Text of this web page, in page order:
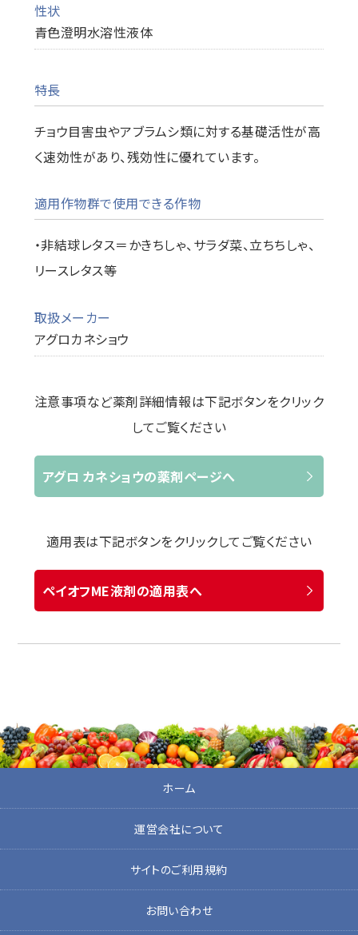
性状
青色澄明水溶性液体
特長
チョウ目害虫やアブラムシ類に対する基礎活性が高
く速効性があり、残効性に優れています。
適用作物群で使用できる作物
・非結球レタス＝かきちしゃ、サラダ菜、立ちちしゃ、
リースレタス等
取扱メーカー
アグロカネショウ
注意事項など薬剤詳細情報は下記ボタンをクリック
してご覧ください
アグロ カネショウの薬剤ページへ
適用表は下記ボタンをクリックしてご覧ください
ペイオフME液剤の適用表へ
ホーム
運営会社について
サイトのご利用規約
お問い合わせ